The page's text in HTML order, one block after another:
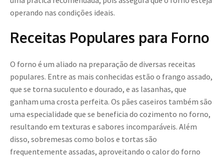
operando nas condições ideais.
Receitas Populares para Forno
O forno é um aliado na preparação de diversas receitas
populares. Entre as mais conhecidas estão o frango assado,
que se torna suculento e dourado, e as lasanhas, que
ganham uma crosta perfeita. Os pães caseiros também são
uma especialidade que se beneficia do cozimento no forno,
resultando em texturas e sabores incomparáveis. Além
disso, sobremesas como bolos e tortas são
frequentemente assadas, aproveitando o calor do forno